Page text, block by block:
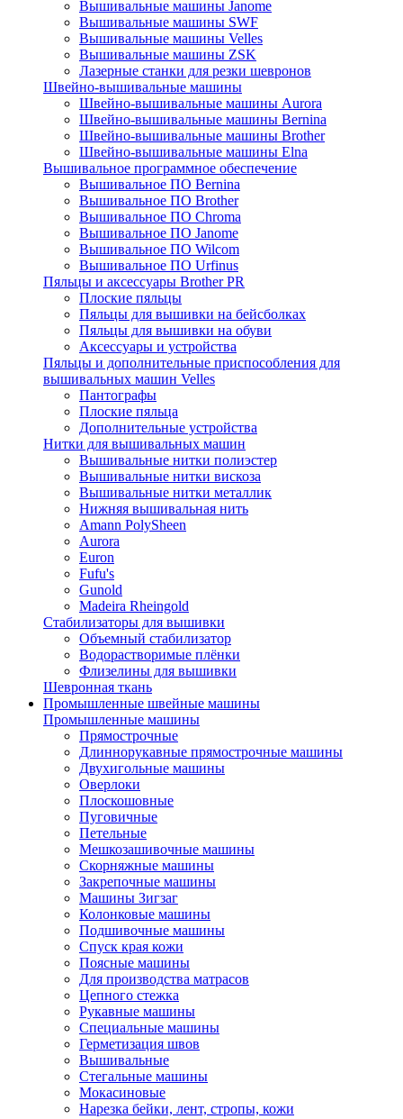
Вышивальные машины Janome
Вышивальные машины SWF
Вышивальные машины Velles
Вышивальные машины ZSK
Лазерные станки для резки шевронов
Швейно-вышивальные машины
Швейно-вышивальные машины Aurora
Швейно-вышивальные машины Bernina
Швейно-вышивальные машины Brother
Швейно-вышивальные машины Elna
Вышивальное программное обеспечение
Вышивальное ПО Bernina
Вышивальное ПО Brother
Вышивальное ПО Chroma
Вышивальное ПО Janome
Вышивальное ПО Wilcom
Вышивальное ПО Urfinus
Пяльцы и аксессуары Brother PR
Плоские пяльцы
Пяльцы для вышивки на бейсболках
Пяльцы для вышивки на обуви
Аксессуары и устройства
Пяльцы и дополнительные приспособления для
вышивальных машин Velles
Пантографы
Плоские пяльца
Дополнительные устройства
Нитки для вышивальных машин
Вышивальные нитки полиэстер
Вышивальные нитки вискоза
Вышивальные нитки металлик
Нижняя вышивальная нить
Amann PolySheen
Aurora
Euron
Fufu's
Gunold
Madeira Rheingold
Стабилизаторы для вышивки
Объемный стабилизатор
Водорастворимые плёнки
Флизелины для вышивки
Шевронная ткань
Промышленные швейные машины
Промышленные машины
Прямострочные
Длиннорукавные прямострочные машины
Двухигольные машины
Оверлоки
Плоскошовные
Пуговичные
Петельные
Мешкозашивочные машины
Скорняжные машины
Закрепочные машины
Машины Зигзаг
Колонковые машины
Подшивочные машины
Спуск края кожи
Поясные машины
Для производства матрасов
Цепного стежка
Рукавные машины
Специальные машины
Герметизация швов
Вышивальные
Стегальные машины
Мокасиновые
Нарезка бейки, лент, стропы, кожи